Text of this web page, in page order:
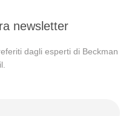
newsletter
dagli esperti di Beckman